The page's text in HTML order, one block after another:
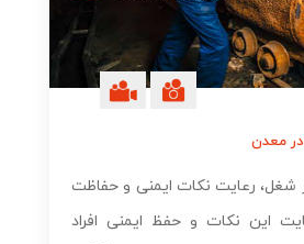
در معدن
شغل، رعایت نکات ایمنی و حفاظت
این نکات و حفظ ایمنی افراد